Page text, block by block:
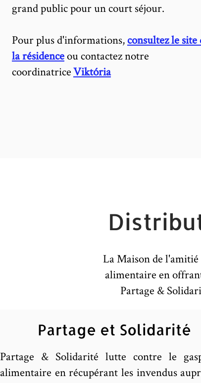
grand public pour un court séjour.
Pour plus d'informations,consultez le site
la résidenceou contactez notre
coordinatriceViktória
La Maison de
alimentaire en
Partage &
Partage et Solidarité
Partage & Solidarité lutte contre le
alimentaire en récupérant les invendus